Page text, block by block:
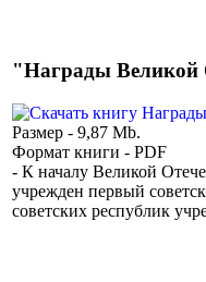
"Награды Великой
Размер - 9,87 Mb.
Формат книги - PDF
- К началу Великой
учрежден первый
советских республик